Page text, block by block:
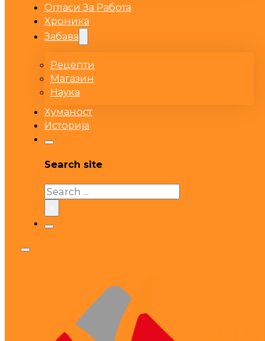
Огласи За Работа
Хроника
Забава
Рецепти
Магазин
Наука
Хуманост
Историја
Search site
Search